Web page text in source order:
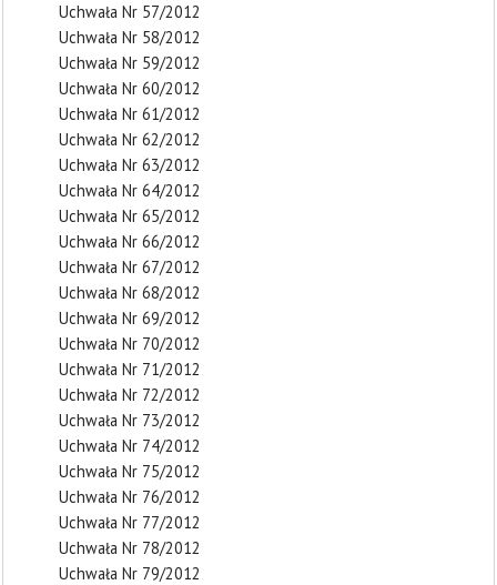
Uchwała Nr 57/2012
Uchwała Nr 58/2012
Uchwała Nr 59/2012
Uchwała Nr 60/2012
Uchwała Nr 61/2012
Uchwała Nr 62/2012
Uchwała Nr 63/2012
Uchwała Nr 64/2012
Uchwała Nr 65/2012
Uchwała Nr 66/2012
Uchwała Nr 67/2012
Uchwała Nr 68/2012
Uchwała Nr 69/2012
Uchwała Nr 70/2012
Uchwała Nr 71/2012
Uchwała Nr 72/2012
Uchwała Nr 73/2012
Uchwała Nr 74/2012
Uchwała Nr 75/2012
Uchwała Nr 76/2012
Uchwała Nr 77/2012
Uchwała Nr 78/2012
Uchwała Nr 79/2012